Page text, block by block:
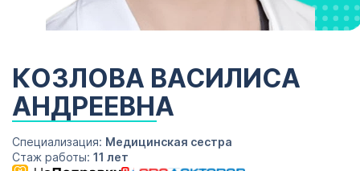
КОЗЛОВА ВАСИЛИСА
АНДРЕЕВНА
Специализация: Медицинская сестра
Стаж работы: 11 лет